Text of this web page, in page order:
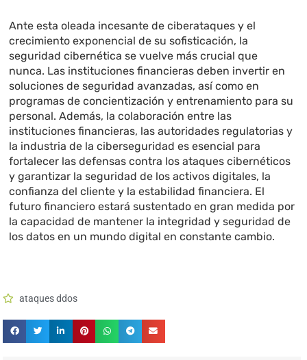
Ante esta oleada incesante de ciberataques y el
crecimiento exponencial de su sofisticación, la
seguridad cibernética se vuelve más crucial que
nunca. Las instituciones financieras deben invertir en
soluciones de seguridad avanzadas, así como en
programas de concientización y entrenamiento para su
personal. Además, la colaboración entre las
instituciones financieras, las autoridades regulatorias y
la industria de la ciberseguridad es esencial para
fortalecer las defensas contra los ataques cibernéticos
y garantizar la seguridad de los activos digitales, la
confianza del cliente y la estabilidad financiera. El
futuro financiero estará sustentado en gran medida por
la capacidad de mantener la integridad y seguridad de
los datos en un mundo digital en constante cambio.
ataques ddos